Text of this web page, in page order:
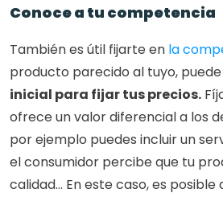
Conoce a tu competencia
También es útil fijarte en la
producto parecido al tuyo,
inicial para fijar tus precios.
ofrece un valor diferencial a los
por ejemplo puedes incluir un
el consumidor percibe que tu
calidad… En este caso, es posible